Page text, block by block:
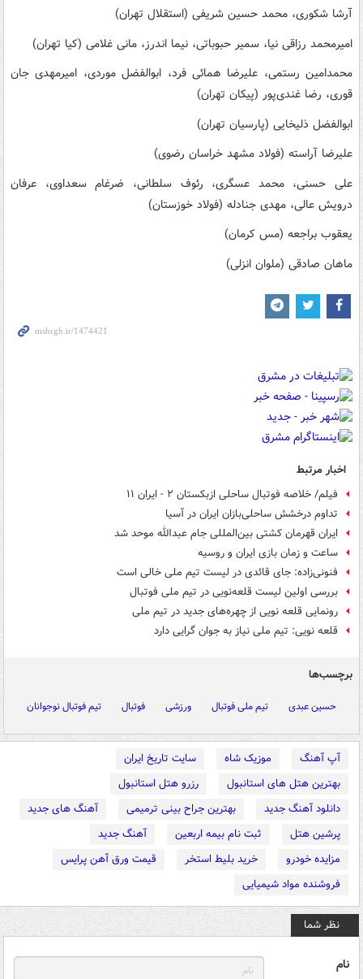
‎محمدامین رستمی، علیرضا همائی فرد، ابوالفضل موردی، امیرمهدی جان
قوری، رضا غندی‌پور (پیکان تهران)
‎علی حسنی، محمد عسگری، رئوف سلطانی، ضرغام سعداوی، عرفان
درویش عالی، مهدی جنادله (فولاد خوزستان)
اخبار مرتبط
فیلم/ خلاصه فوتبال ساحلی ازبکستان ۲ - ایران ۱۱
تداوم درخشش ساحلی‌بازان ایران در آسیا
ایران قهرمان کشتی بین‌المللی جام عبدالله موحد شد
ساعت و زمان بازی ایران و روسیه
فنونی‌زاده: جای قائدی در لیست تیم ملی خالی است
بررسی اولین لیست قلعه‌نویی در تیم ملی فوتبال
رونمایی قلعه نویی از چهره‌های جدید در تیم ملی
قلعه نویی: تیم ملی نیاز به جوان گرایی دارد
برچسب‌ها
حسین عبدی تیم ملی فوتبال ورزشی فوتبال تیم فوتبال نوجوانان
آپ آهنگ موزیک شاه
سایت تاریخ ایران
بهترین هتل های استانبول
رزرو هتل استانبول
دانلود آهنگ جدید
بهترین جراح بینی ترمیمی
آهنگ های جدید
پرشین هتل
ثبت نام بیمه اربعین
آهنگ جدید
مزایده خودرو
خرید بلیط استخر
قیمت ورق آهن پرایس
فروشنده مواد شیمیایی
نظر شما
نام